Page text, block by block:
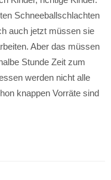
Schneeballschlachten
auch jetzt müssen sie
Aber das müssen
Stunde Zeit zum
werden nicht alle
knappen Vorräte sind